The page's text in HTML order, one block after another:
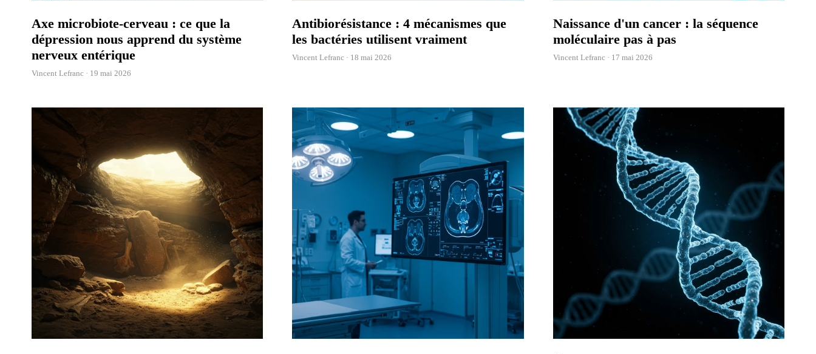
Axe microbiote-cerveau : ce que la
dépression nous apprend du système
nerveux entérique
Vincent Lefranc · 19 mai 2026
Antibiorésistance : 4 mécanismes que
les bactéries utilisent vraiment
Vincent Lefranc · 18 mai 2026
Naissance d'un cancer : la séquence
moléculaire pas à pas
Vincent Lefranc · 17 mai 2026